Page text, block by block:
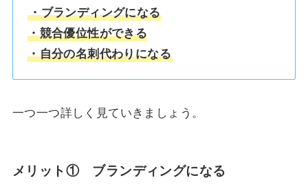
・ブランディングになる
・競合優位性ができる
・自分の名刺代わりになる
一つ一つ詳しく見ていきましょう。
メリット① ブランディングになる